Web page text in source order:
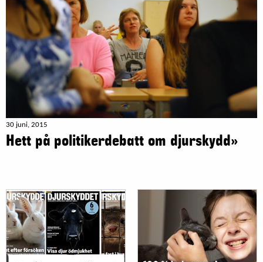
30 juni, 2015
Hett på politikerdebatt om djurskydd»